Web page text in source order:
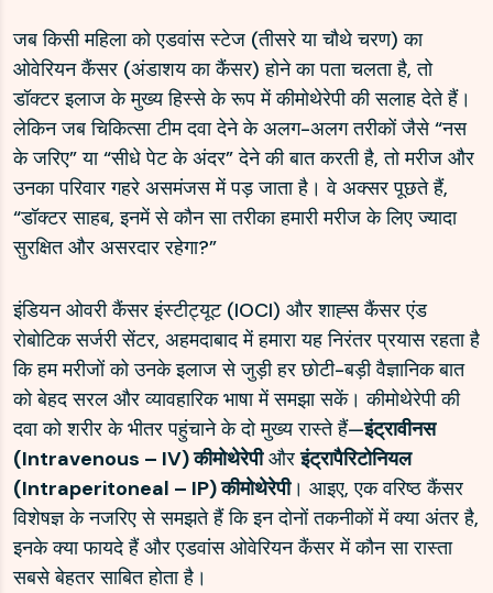
जब किसी महिला को एडवांस स्टेज (तीसरे या चौथे चरण) का
ओवेरियन कैंसर (अंडाशय का कैंसर) होने का पता चलता है, तो
डॉक्टर इलाज के मुख्य हिस्से के रूप में कीमोथेरेपी की सलाह देते हैं।
लेकिन जब चिकित्सा टीम दवा देने के अलग-अलग तरीकों जैसे “नस
के जरिए” या “सीधे पेट के अंदर” देने की बात करती है, तो मरीज और
उनका परिवार गहरे असमंजस में पड़ जाता है। वे अक्सर पूछते हैं,
“डॉक्टर साहब, इनमें से कौन सा तरीका हमारी मरीज के लिए ज्यादा
सुरक्षित और असरदार रहेगा?”
इंडियन ओवरी कैंसर इंस्टीट्यूट (IOCI) और शाह्स कैंसर एंड
रोबोटिक सर्जरी सेंटर, अहमदाबाद में हमारा यह निरंतर प्रयास रहता है
कि हम मरीजों को उनके इलाज से जुड़ी हर छोटी-बड़ी वैज्ञानिक बात
को बेहद सरल और व्यावहारिक भाषा में समझा सकें। कीमोथेरेपी की
दवा को शरीर के भीतर पहुंचाने के दो मुख्य रास्ते हैं—इंट्रावीनस
(Intravenous – IV) कीमोथेरेपीऔरइंट्रापैरिटोनियल
(Intraperitoneal – IP) कीमोथेरेपी। आइए, एक वरिष्ठ कैंसर
विशेषज्ञ के नजरिए से समझते हैं कि इन दोनों तकनीकों में क्या अंतर है,
इनके क्या फायदे हैं और एडवांस ओवेरियन कैंसर में कौन सा रास्ता
सबसे बेहतर साबित होता है।